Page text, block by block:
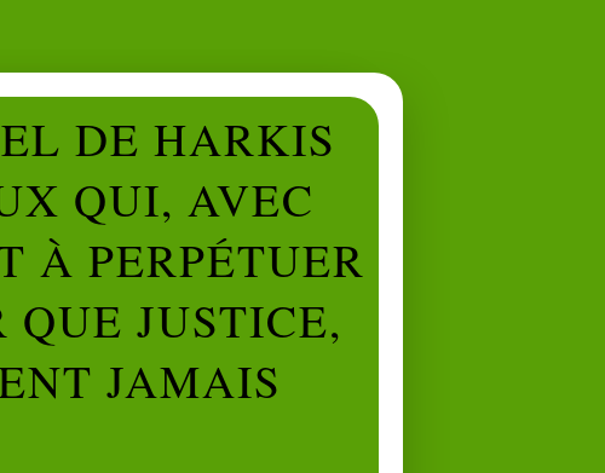
DE HARKIS
QUI, AVEC
À PERPÉTUER
JUSTICE,
JAMAIS